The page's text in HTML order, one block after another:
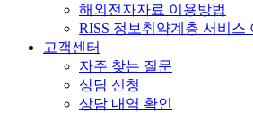
해외전자자료 이용방법
RISS 정보취약계층 서비스
고객센터
자주 찾는 질문
상담 신청
상담 내역 확인